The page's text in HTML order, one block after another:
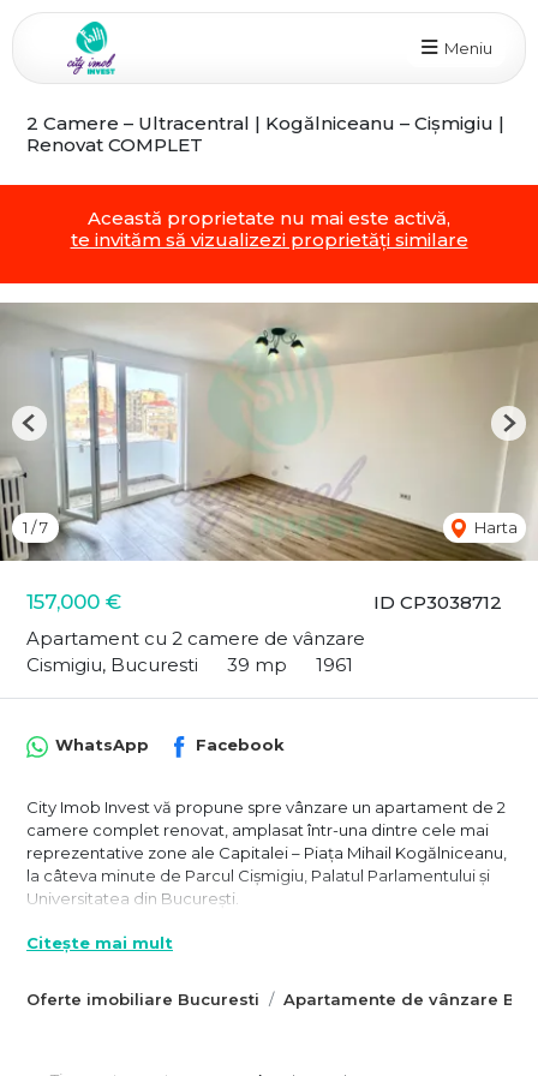
Meniu
2 Camere – Ultracentral | Kogălniceanu – Cişmigiu |
Renovat COMPLET
Această proprietate nu mai este activă,
te invităm să vizualizezi proprietăți similare
ID CP3038712
157,000 €
Apartament cu 2 camere de vânzare
Cismigiu, Bucuresti
39 mp 1961
1 /7 Harta
Previous
Oferte imobiliare Bucuresti Apartamente de vânzare
WhatsApp Facebook
City Imob Invest vă propune spre vânzare un apartament de 2
camere complet renovat, amplasat într-una dintre cele mai
reprezentative zone ale Capitalei – Piața Mihail Kogălniceanu,
la câteva minute de Parcul Cişmigiu, Palatul Parlamentului și
Universitatea din București.
din această proprietate o alegere ideală atât pentru locuință
(Airbnb), fie pentru închiriere pe termen lung, într-o zonă cu
Citește mai mult